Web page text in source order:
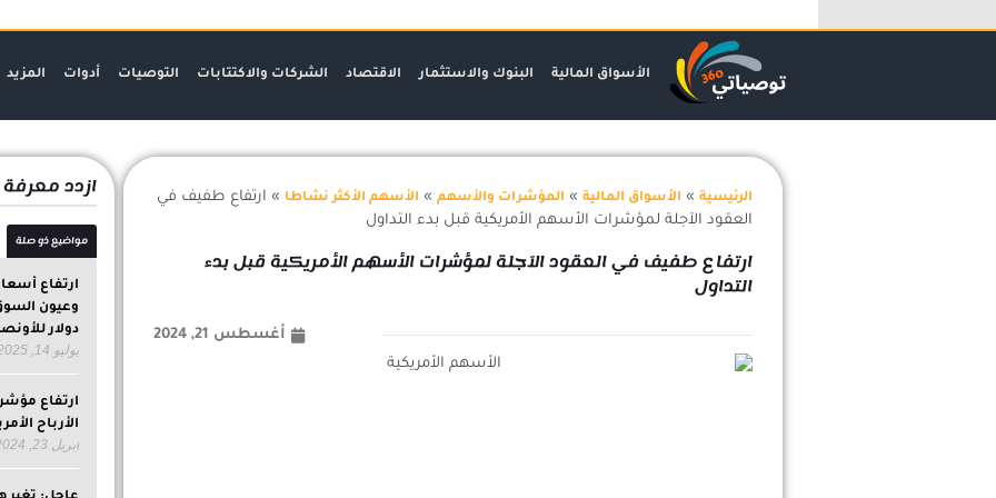
إلى
الأسواق المالية البنوك والاستثمار الاقتصاد الشركات والاكتتابات التوصيات أدوات المزيد
الرئيسية » الأسواق المالية » المؤشرات والأسهم » الأسهم الأكثر نشاطا » ارتفاع طفيف في
العقود الآجلة لمؤشرات الأسهم الأمريكية قبل بدء التداول
ارتفاع طفيف في العقود الآجلة لمؤشرات الأسهم الأمريكية قبل بدء
التداول
أغسطس 21, 2024
ازدد معرفة
مواضيع ذو صلة
ارتفاع
دولار
يوليو 14, 2025
ارتفاع
الأرباح
أبريل 23, 2024